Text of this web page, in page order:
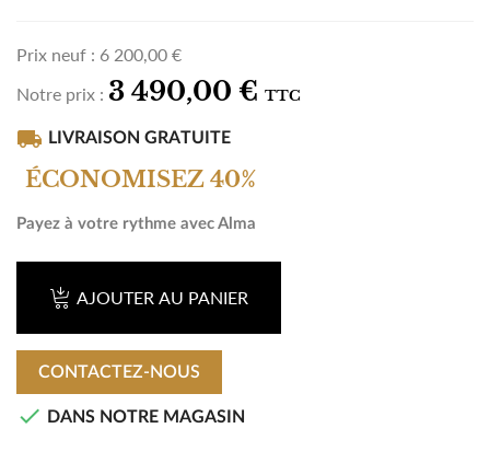
Prix neuf : 6 200,00 €
Notre prix : 3 490,00 € TTC
local_shipping LIVRAISON GRATUITE
ÉCONOMISEZ 40%
Payez à votre rythme avec Alma
AJOUTER AU PANIER
CONTACTEZ-NOUS
 DANS NOTRE MAGASIN